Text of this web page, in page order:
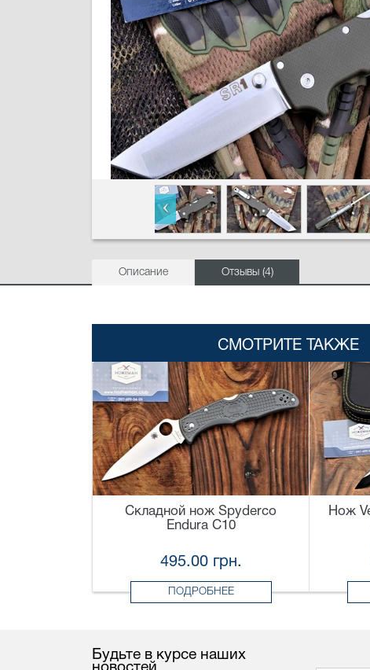
Описание Отзывы (4)
СМОТРИТЕ ТАКЖЕ
Складной нож Spyderco
Endura C10
495.00 грн.
ПОДРОБНЕЕ
Нож
Будьте в курсе наших